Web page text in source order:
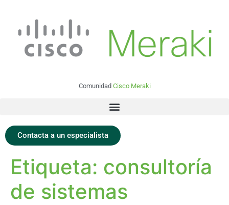
Comunidad Cisco Meraki
Contacta a un especialista
Etiqueta: consultoría
de sistemas